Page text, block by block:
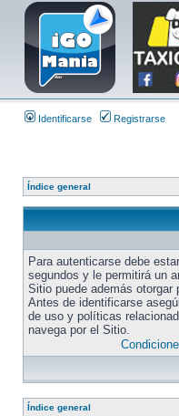
Identificarse Registrarse
Índice general
Para autenticarse debe
segundos y le permitirá un
Sitio puede además
Antes de identificarse
de uso y políticas
navega por el Sitio.
Índice general